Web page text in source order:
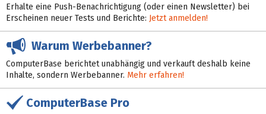
Erhalte eine Push-Benachrichtigung (oder einen Newsletter) bei
Erscheinen neuer Tests und Berichte: Jetzt anmelden!
Warum Werbebanner?
ComputerBase berichtet unabhängig und verkauft deshalb keine
Inhalte, sondern Werbebanner. Mehr erfahren!
ComputerBase Pro